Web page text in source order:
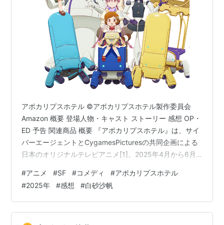
アポカリプスホテル ©アポカリプスホテル製作委員会
Amazon 概要 登場人物・キャスト ストーリー 感想 OP・
ED 予告 関連商品 概要 『アポカリプスホテル』は、サイ
バーエージェントとCygamesPicturesの共同企画による
日本のオリジナルテレビアニメ[1]。2025年4月から6月
https://ja.wikipedia.org/wiki/アポカリプスホテル 登場人
物・キャスト 主要キャラクター ヤチヨ 引用元：アニメ
『アポカリプスホテル』 声 - 白砂沙帆[3][注 1] 本作の主
人公[3]。2157年時点では銀河楼支配人代理の…
#アニメ #SF #コメディ #アポカリプスホテル
#2025年 #感想 #白砂沙帆